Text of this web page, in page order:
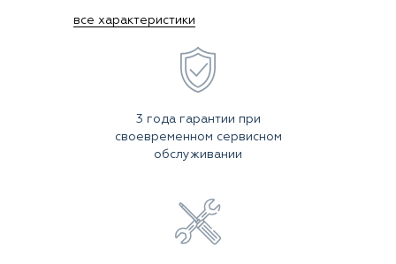
все характеристики
3 года гарантии при
своевременном сервисном
обслуживании